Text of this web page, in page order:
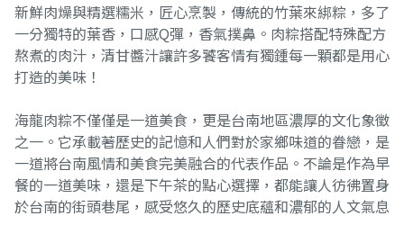
新鮮肉燥與精選糯米，匠心烹製，傳統的竹葉來綁粽，多了
一分獨特的葉香，口感Q彈，香氣撲鼻。肉粽搭配特殊配方
熬煮的肉汁，清甘醬汁讓許多饕客情有獨鍾每一顆都是用心
打造的美味！
海龍肉粽不僅僅是一道美食，更是台南地區濃厚的文化象徵
之一。它承載著歷史的記憶和人們對於家鄉味道的眷戀，是
一道將台南風情和美食完美融合的代表作品。不論是作為早
餐的一道美味，還是下午茶的點心選擇，都能讓人彷彿置身
於台南的街頭巷尾，感受悠久的歷史底蘊和濃郁的人文氣息